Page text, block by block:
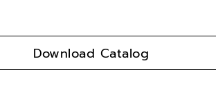
Download Catalog